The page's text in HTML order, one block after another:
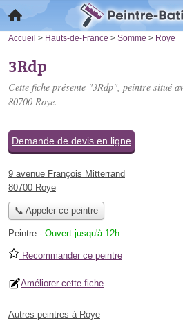
Accueil > Hauts-de-France > Somme > Roye
3Rdp
Cette fiche présente "3Rdp", peintre situé
80700 Roye.
Demande de devis en ligne
9 avenue François Mitterrand
80700 Roye
📞 Appeler ce peintre
Peintre - Ouvert jusqu'à 12h
Recommander ce peintre
Améliorer cette fiche
Autres peintres à Roye